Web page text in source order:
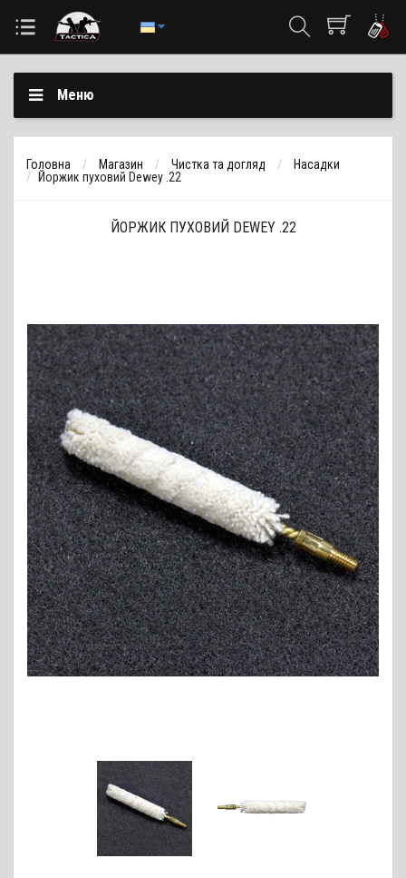
Меню
Головна Магазин Чистка та догляд
Насадки
Йоржик пуховий Dewey .22
ЙОРЖИК ПУХОВИЙ DEWEY .22